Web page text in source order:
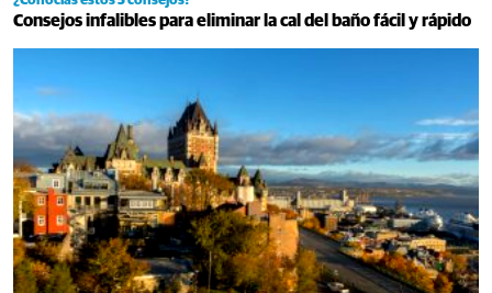
Consejos infalibles para eliminar la cal del baño fácil y rápido